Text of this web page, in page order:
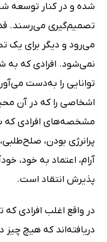
شده و در کنار توسعه
تصمیم‌گیری می‌رسند.
می‌رود و دیگر برای
نمی‌شود. افرادی که به
توانایی را به‌دست
اشخاصی را که در آن
مشخصه‌های افرادی که
پرانرژی بودن،
آرام، اعتماد به خود،
پذیرش انتقاد است.
در واقع اغلب افرادی
دریافته‌اند که هیچ